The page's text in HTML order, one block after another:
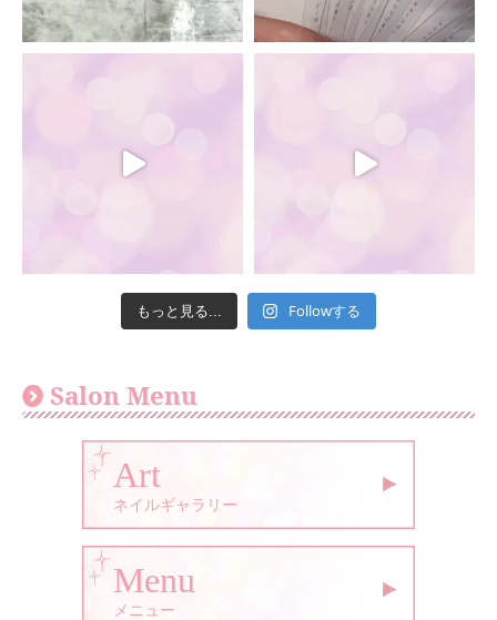
もっと見る... Followする
Salon Menu
Art
ネイルギャラリー
Menu
メニュー